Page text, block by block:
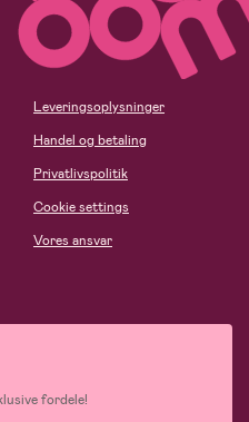
Leveringsoplysninger
Handel og betaling
Privatlivspolitik
Cookie settings
Vores ansvar
fordele!